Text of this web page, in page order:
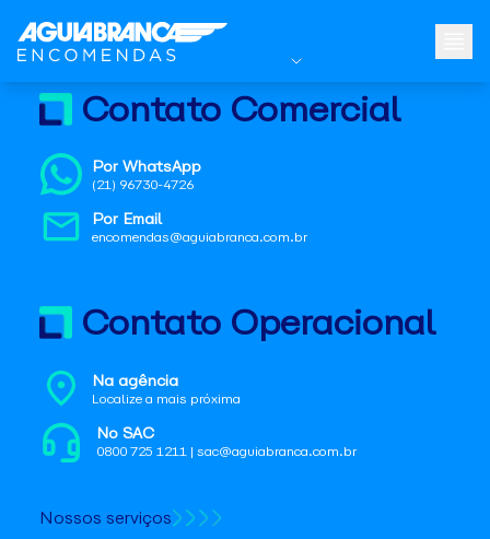
Contato Comercial
Por WhatsApp
(21) 96730-4726
Por Email
encomendas@aguiabranca.com.br
Contato Operacional
Na agência
Localize a mais próxima
No SAC
0800 725 1211 | sac@aguiabranca.com.br
Nossos serviços